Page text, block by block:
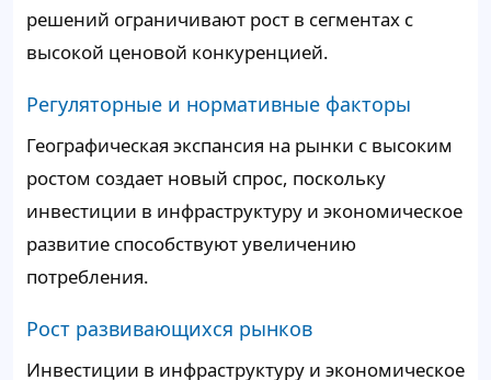
решений ограничивают рост в сегментах с
высокой ценовой конкуренцией.
Регуляторные и нормативные факторы
Географическая экспансия на рынки с высоким
ростом создает новый спрос, поскольку
инвестиции в инфраструктуру и экономическое
развитие способствуют увеличению
потребления.
Рост развивающихся рынков
Инвестиции в инфраструктуру и экономическое